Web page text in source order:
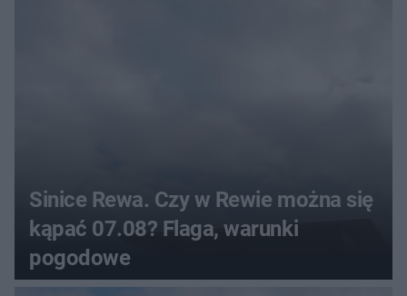
Sinice Rewa. Czy w Rewie można się
kąpać 07.08? Flaga, warunki
pogodowe